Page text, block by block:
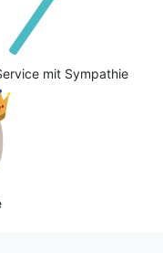
mit Sympathie